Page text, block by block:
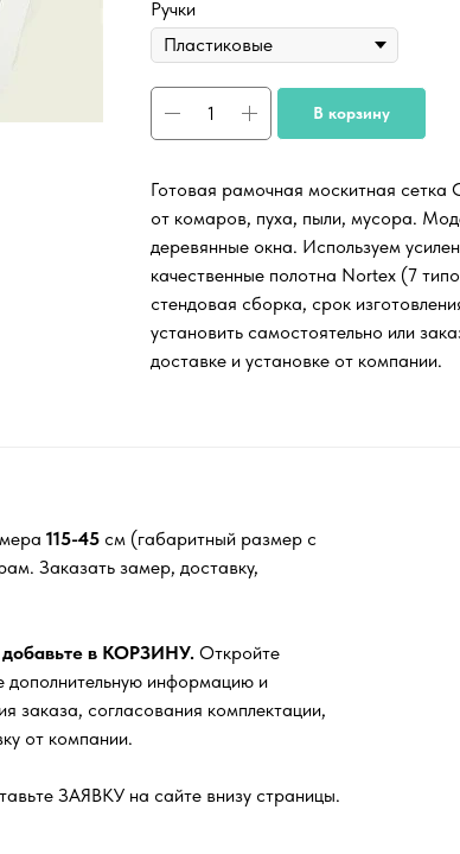
Ручки
В корзину
Готовая рамочная москитная
от комаров, пуха, пыли, мусора.
деревянные окна. Используем
качественные полотна Nortex (7
стендовая сборка, срок
установить самостоятельно или
доставке и установке от компании.
115-45 см (габаритный размер с
Заказать замер, доставку,
добавьте в КОРЗИНУ. Откройте
дополнительную информацию и
заказа, согласования комплектации,
от компании.
ЗАЯВКУ на сайте внизу страницы.